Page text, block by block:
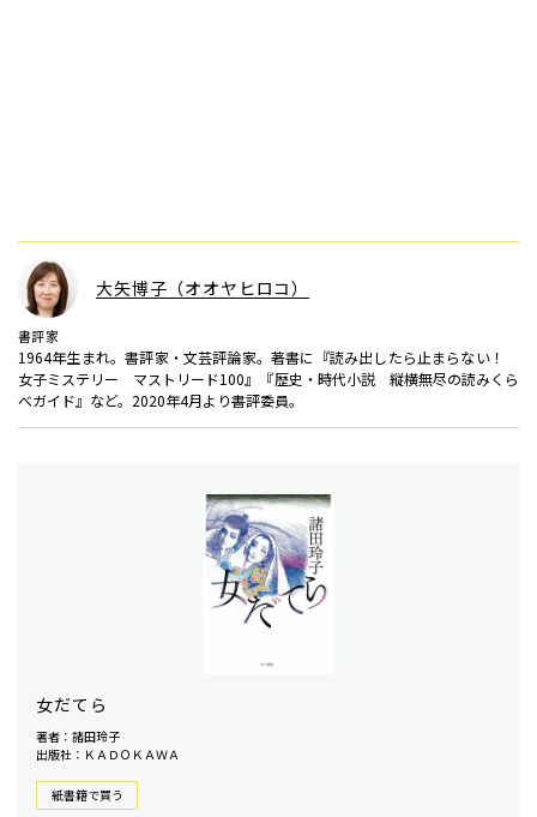
大矢博子（オオヤヒロコ）
書評家
1964年生まれ。書評家・文芸評論家。著書に『読み出したら止まらない！
女子ミステリー マストリード100』『歴史・時代小説 縦横無尽の読みくら
べガイド』など。2020年4月より書評委員。
女だてら
著者：諸田玲子
出版社：ＫＡＤＯＫＡＷＡ
紙書籍で買う